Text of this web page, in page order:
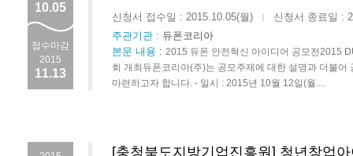
10.05
접수마감
2015
11.13
신청서 접수일 : 2015.10.05(월) |
신청서 종료일 :
주관기관 : 듀폰코리아
본문 내용 : 2015 듀폰 안전혁신 아이디어 공모전2015
회 개최듀폰코리아(주)는 공모주제에 대한 설명과 더불
마련하고자 합니다. - 일시 : 2015년 10월 12일(월....
[충청북도지방기업진흥원] 청년창업